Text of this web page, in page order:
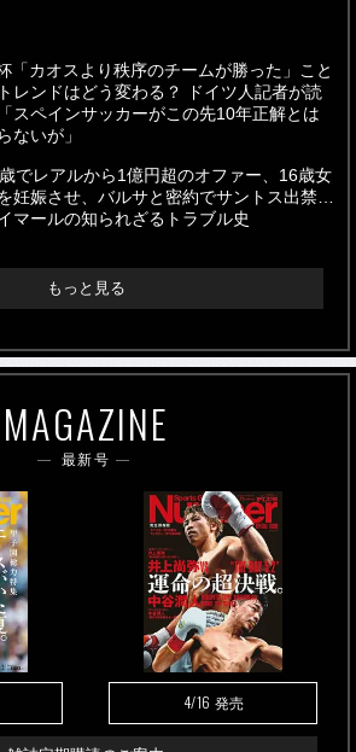
「カオスより秩序のチームが勝った」こと
レンドはどう変わる？ ドイツ人記者が読
スペインサッカーがこの先10年正解とは
ないが」
でレアルから1億円超のオファー、16歳女
妊娠させ、バルサと密約でサントス出禁…
マールの知られざるトラブル史
もっと見る
MAGAZINE
最新号
4/16 発売